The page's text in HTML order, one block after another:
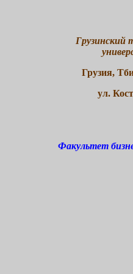
Грузинский
Грузия,
ул.
Факультет